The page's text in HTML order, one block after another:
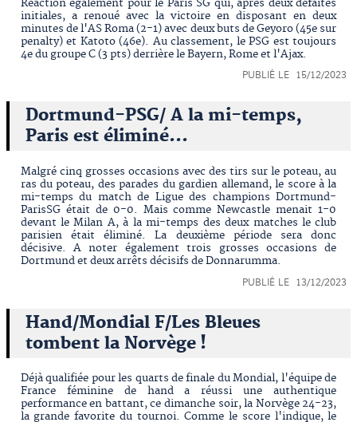
Réaction également pour le Paris SG qui, après deux défaites
initiales, a renoué avec la victoire en disposant en deux
minutes de l'AS Roma (2-1) avec deux buts de Geyoro (45e sur
penalty) et Katoto (46e). Au classement, le PSG est toujours
4e du groupe C (3 pts) derrière le Bayern, Rome et l'Ajax.
PUBLIÉ LE 15/12/2023
Dortmund-PSG/ A la mi-temps,
Paris est éliminé...
Malgré cinq grosses occasions avec des tirs sur le poteau, au
ras du poteau, des parades du gardien allemand, le score à la
mi-temps du match de Ligue des champions Dortmund-
ParisSG était de 0-0. Mais comme Newcastle menait 1-0
devant le Milan A, à la mi-temps des deux matches le club
parisien était éliminé. La deuxième période sera donc
décisive. A noter également trois grosses occasions de
Dortmund et deux arrêts décisifs de Donnarumma.
PUBLIÉ LE 13/12/2023
Hand/Mondial F/Les Bleues
tombent la Norvège !
Déjà qualifiée pour les quarts de finale du Mondial, l'équipe de
France féminine de hand a réussi une authentique
performance en battant, ce dimanche soir, la Norvège 24-23,
la grande favorite du tournoi. Comme le score l'indique, le